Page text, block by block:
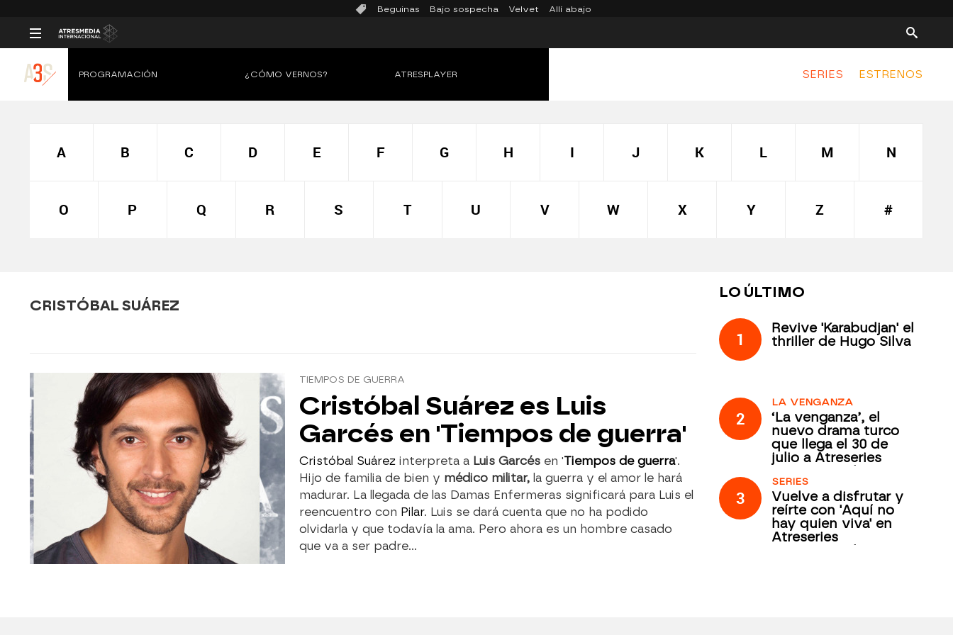
Beguinas Bajo sospecha Velvet Allí abajo
SERIES ESTRENOS
PROGRAMACIÓN ¿CÓMO VERNOS? ATRESPLAYER
A B C D E F G H I J K L M N
O P Q R S T U V W X Y Z #
CRISTÓBAL SUÁREZ
TIEMPOS DE GUERRA
Cristóbal Suárez es Luis
Garcés en 'Tiempos de guerra'
Cristóbal Suárez interpreta a Luis Garcés en 'Tiempos de guerra'.
Hijo de familia de bien y médico militar, la guerra y el amor le hará
madurar. La llegada de las Damas Enfermeras significará para Luis el
reencuentro con Pilar. Luis se dará cuenta que no ha podido
olvidarla y que todavía la ama. Pero ahora es un hombre casado
que va a ser padre…
LO ÚLTIMO
1
Revive 'Karabudjan' el
thriller de Hugo Silva
2
LA VENGANZA
‘La venganza’, el
nuevo drama turco
que llega el 30 de
julio a Atreseries
Internacional
3
SERIES
Vuelve a disfrutar y
reírte con 'Aquí no
hay quien viva' en
Atreseries
Internacional